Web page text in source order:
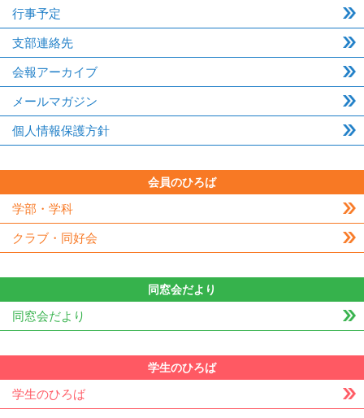
行事予定
支部連絡先
会報アーカイブ
メールマガジン
個人情報保護方針
会員のひろば
学部・学科
クラブ・同好会
同窓会だより
同窓会だより
学生のひろば
学生のひろば